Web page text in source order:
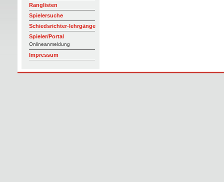
Ranglisten
Spielersuche
Schiedsrichter-lehrgänge
Spieler/Portal
Onlineanmeldung
Impressum